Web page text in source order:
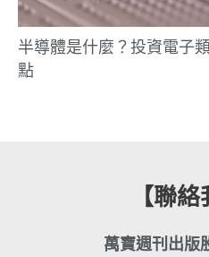
半導體是什麼？投資電子
點
【聯絡
萬寶週刊出版